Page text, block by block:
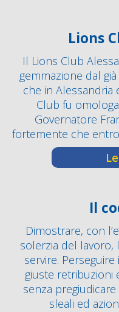
Lions
Il Lions Club
gemmazione dal
che in Alessandria
Club fu
Governatore
fortemente che entro
Il
Dimostrare, con
solerzia del lavoro,
servire.
giuste retribuzioni
senza
sleali ed